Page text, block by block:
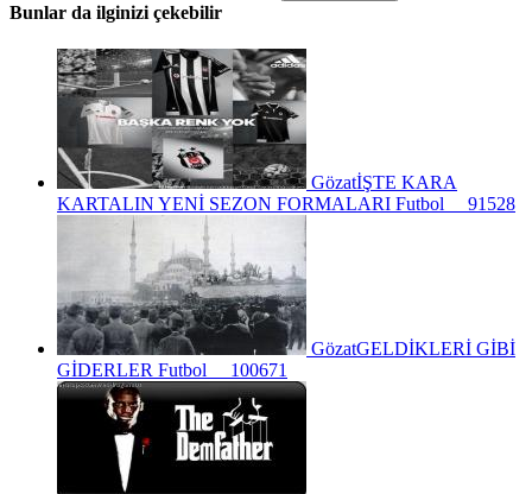
Bunlar da ilginizi çekebilir
GözatİŞTE KARA
KARTALIN YENİ SEZON FORMALARI Futbol 91528
GözatGELDİKLERİ GİBİ
GİDERLER Futbol 100671